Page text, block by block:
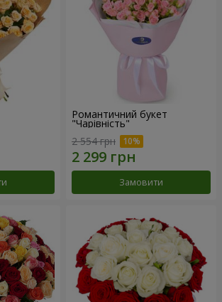
Романтичний букет
"Чарівність"
2 554 грн
Замовити